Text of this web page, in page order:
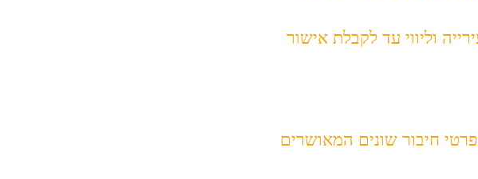
וליווי עד לקבלת אישור
חיבור שונים המאושרים